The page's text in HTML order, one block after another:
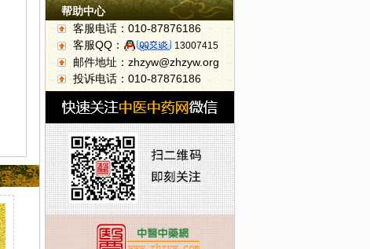
帮助中心
客服电话：010-87876186
客服QQ：
13007415
邮件地址：zhzyw@zhzyw.org
投诉电话：010-87876186